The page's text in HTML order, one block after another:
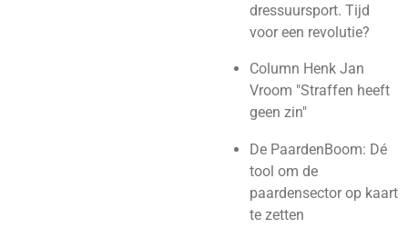
dressuursport. Tijd
voor een revolutie?
Column Henk Jan
Vroom "Straffen heeft
geen zin"
De PaardenBoom: Dé
tool om de
paardensector op kaart
te zetten